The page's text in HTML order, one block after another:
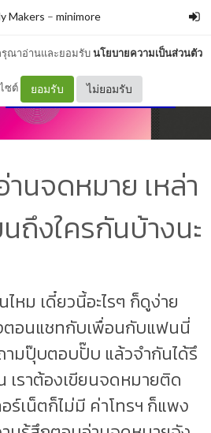
รุณาอ่านและยอมรับนโยบายความเป็นส่วนตัว
ซต์ ยอมรับ ไม่ยอมรับ
Makers – minimore
นจดหมาย เหล่า
ถึงใครกันบ้างนะ
หม เดี๋ยวนี้อะไรๆ ก็ดูง่าย
ตอนแชทกับเพื่อนกับแฟนนี่
ามปุ๊บตอบปั๊บ แล้วจำกันได้รึ
เราต้องเขียนจดหมายติด
เน็ตก็ไม่มี ค่าโทรฯ ก็แพง